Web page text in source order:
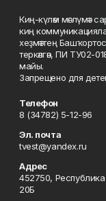
Киң-күләм мәғлүмәт
киң
хеҙмәттең
теркәлгән, ПИ ТУ02-
майы.
Запрещено для
Телефон
8 (34782) 5-12-96
Эл. почта
tvest@yandex.ru
Адрес
452750,
20Б